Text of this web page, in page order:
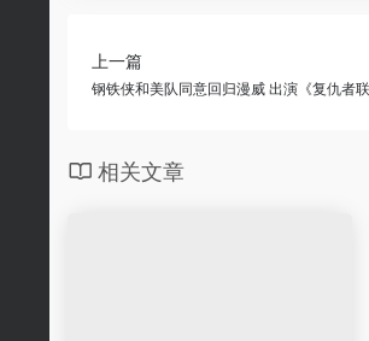
上一篇
钢铁侠和美队同意回归漫威 出演《复仇者联
相关文章